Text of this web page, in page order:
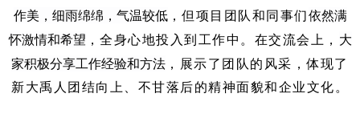
作美，细雨绵绵，气温较低，但项目团队和同事们依然满
怀激情和希望 ，全身心地投入到工作中。在交流会上， 大
家积极分享工作经验和方法 ，展示了团队的风采，体现了
新大禹人团结向上、不甘落后的精神面貌和企业文化。